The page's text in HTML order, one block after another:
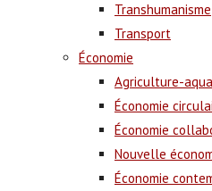
Transhumanisme
Transport
Économie
Agriculture-
Économie
Économie
Nouvelle
Économie